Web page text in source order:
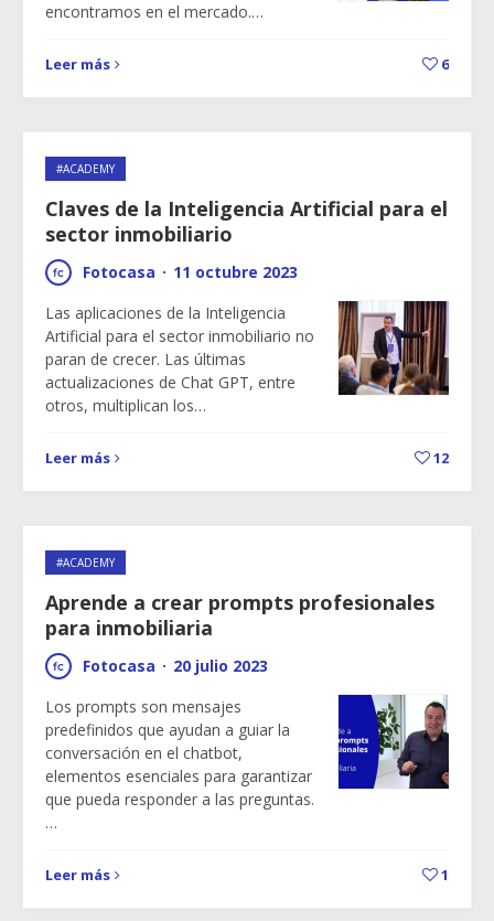
encontramos en el mercado.…
Leer más 6
#ACADEMY
Claves de la Inteligencia Artificial para el
sector inmobiliario
Fotocasa · 11 octubre 2023
Las aplicaciones de la Inteligencia
Artificial para el sector inmobiliario no
paran de crecer. Las últimas
actualizaciones de Chat GPT, entre
otros, multiplican los…
Leer más 12
#ACADEMY
Aprende a crear prompts profesionales
para inmobiliaria
Fotocasa · 20 julio 2023
Los prompts son mensajes
predefinidos que ayudan a guiar la
conversación en el chatbot,
elementos esenciales para garantizar
que pueda responder a las preguntas.
…
Leer más 1